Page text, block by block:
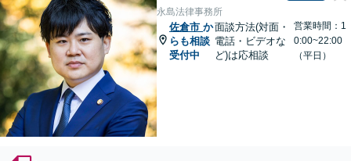
永島法律事務所
佐倉市 か
らも相談
受付中
面談方法(対面・
電話・ビデオな
ど)は応相談
営業時間：1
0:00~22:00
（平日）